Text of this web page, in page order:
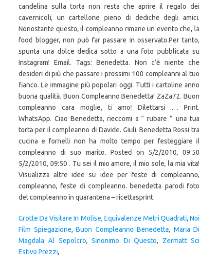
candelina sulla torta non resta che aprire il regalo dei
cavernicoli, un cartellone pieno di dediche degli amici.
Nonostante questo, il compleanno rimane un evento che, la
food blogger, non può far passare in osservato.Per tanto,
spunta una dolce dedica sotto a una foto pubblicata su
Instagram! Email. Tags: Benedetta. Non c’è niente che
desideri di più che passare i prossimi 100 compleanni al tuo
fianco. Le immagine più popolari oggi. Tutti i cartoline anno
buona qualità. Buon Compleanno Benedetta! ZaZa72. Buon
compleanno cara moglie, ti amo! Dilettarsi … Print.
WhatsApp. Ciao Benedetta, rieccomi a ” rubare ” una tua
torta per il compleanno di Davide. Giuli. Benedetta Rossi tra
cucina e fornelli non ha molto tempo per festeggiare il
compleanno di suo marito. Posted on 5/2/2010, 09:50
5/2/2010, 09:50 . Tu sei il mio amore, il mio sole, la mia vita!
Visualizza altre idee su idee per feste di compleanno,
compleanno, feste di compleanno. benedetta parodi foto
del compleanno in quarantena – ricettasprint.
Grotte Da Visitare In Molise, Equivalenze Metri Quadrati, Noi
Film Spiegazione, Buon Compleanno Benedetta, Maria Di
Magdala Al Sepolcro,Sinonimo Di Questo, Zermatt Sci
Estivo Prezzi,